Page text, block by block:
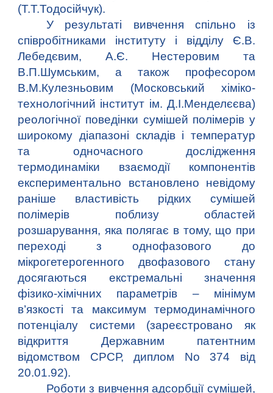
(Т.Т.Тодосійчук).
У результаті вивчення спільно із
співробітниками інституту і відділу Є.В.
Лебедєвим, А.Є. Нестеровим та
В.П.Шумським, а також професором
В.М.Кулезньовим (Московський хіміко-
технологічний інститут ім. Д.І.Менделєєва)
реологічної поведінки сумішей полімерів у
широкому діапазоні складів і температур
та одночасного дослідження
термодинаміки взаємодії компонентів
експериментально встановлено невідому
раніше властивість рідких сумішей
полімерів поблизу областей
розшарування, яка полягає в тому, що при
переході з однофазового до
мікрогетерогенного двофазового стану
досягаються екстремальні значення
фізико-хімічних параметрів – мінімум
в’язкості та максимум термодинамічного
потенціалу системи (зареєстровано як
відкриття Державним патентним
відомством СРСР, диплом No 374 від
20.01.92).
Роботи з вивчення адсорбції сумішей,